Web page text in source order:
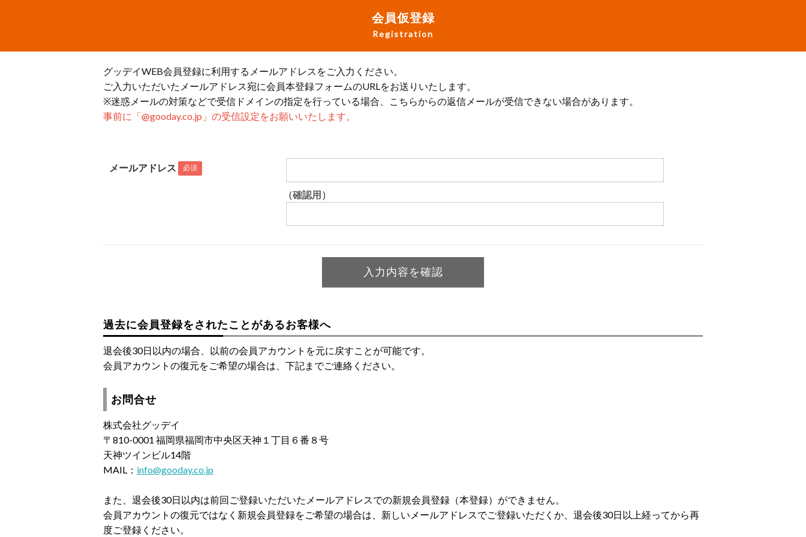
会員仮登録
Registration
グッデイWEB会員登録に利用するメールアドレスをご入力ください。
ご入力いただいたメールアドレス宛に会員本登録フォームのURLをお送りいたします。
※迷惑メールの対策などで受信ドメインの指定を行っている場合、こちらからの返信メールが受信できない場合があります。
事前に「@gooday.co.jp」の受信設定をお願いいたします。
メールアドレス 必須
（確認用）
過去に会員登録をされたことがあるお客様へ
退会後30日以内の場合、以前の会員アカウントを元に戻すことが可能です。
会員アカウントの復元をご希望の場合は、下記までご連絡ください。
お問合せ
株式会社グッデイ
〒810-0001 福岡県福岡市中央区天神１丁目６番８号
天神ツインビル14階
MAIL： info@gooday.co.jp
また、退会後30日以内は前回ご登録いただいたメールアドレスでの新規会員登録（本登録）ができません。
会員アカウントの復元ではなく新規会員登録をご希望の場合は、新しいメールアドレスでご登録いただくか、退会後30日以上経ってから再
度ご登録ください。